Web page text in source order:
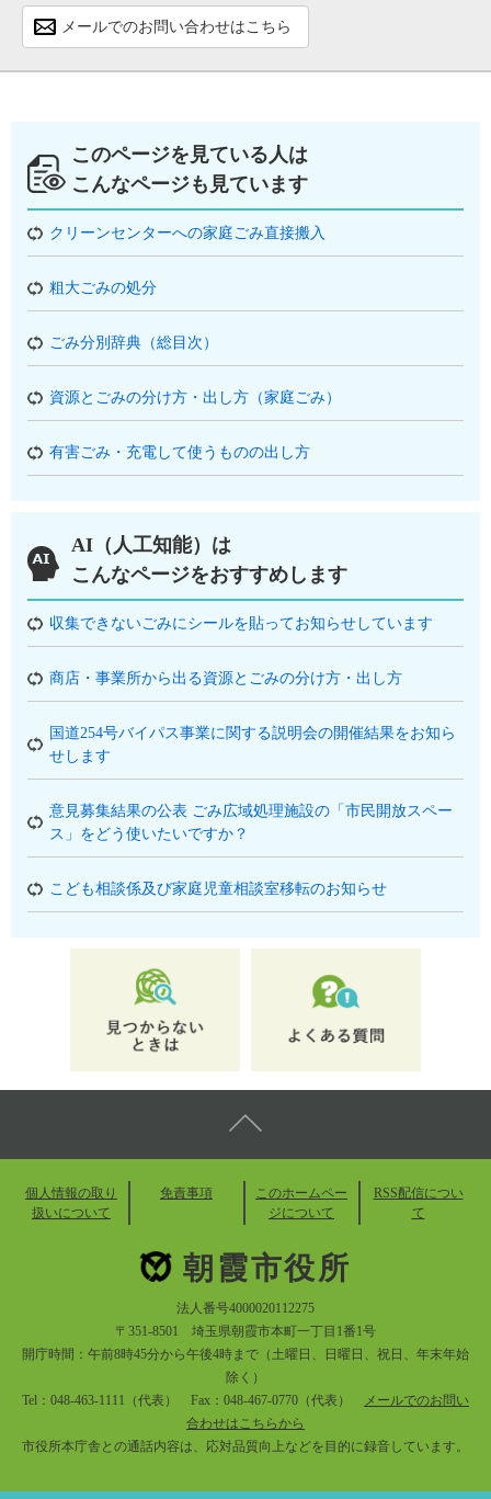
メールでのお問い合わせはこちら
このページを見ている人は
こんなページも見ています
クリーンセンターへの家庭ごみ直接搬入
粗大ごみの処分
ごみ分別辞典（総目次）
資源とごみの分け方・出し方（家庭ごみ）
有害ごみ・充電して使うものの出し方
AI（人工知能）は
こんなページをおすすめします
収集できないごみにシールを貼ってお知らせしています
商店・事業所から出る資源とごみの分け方・出し方
国道254号バイパス事業に関する説明会の開催結果をお知ら
せします
意見募集結果の公表 ごみ広域処理施設の「市民開放スペー
ス」をどう使いたいですか？
こども相談係及び家庭児童相談室移転のお知らせ
個人情報の取り
扱いについて
免責事項
このホームペー
ジについて
RSS配信につい
て
朝霞市役所
法人番号4000020112275
〒351-8501 埼玉県朝霞市本町一丁目1番1号
開庁時間：午前8時45分から午後4時まで（土曜日、日曜日、祝日、年末年始
除く）
Tel：048-463-1111（代表） Fax：048-467-0770（代表）
メールでのお問い
合わせはこちらから
市役所本庁舎との通話内容は、応対品質向上などを目的に録音しています。